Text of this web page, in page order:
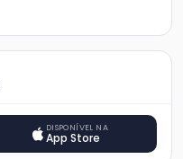
DISPONÍVEL NA
App Store